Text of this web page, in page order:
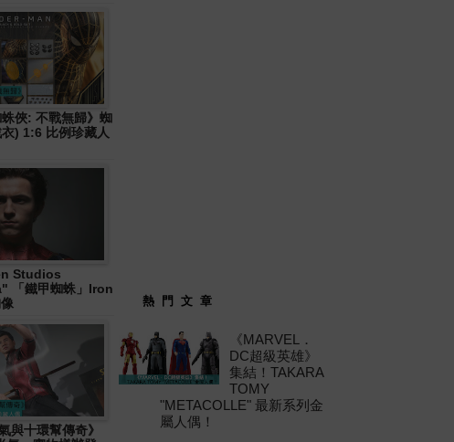
俠: 不戰無歸》蜘
) 1:6 比例珍藏人
Studios
「鐵甲蜘蛛」Iron
與十環幫傳奇》
熱 門 文 章
《MARVEL．
DC超級英雄》
集結！TAKARA
TOMY
"METACOLLE" 最新系列金
屬人偶！